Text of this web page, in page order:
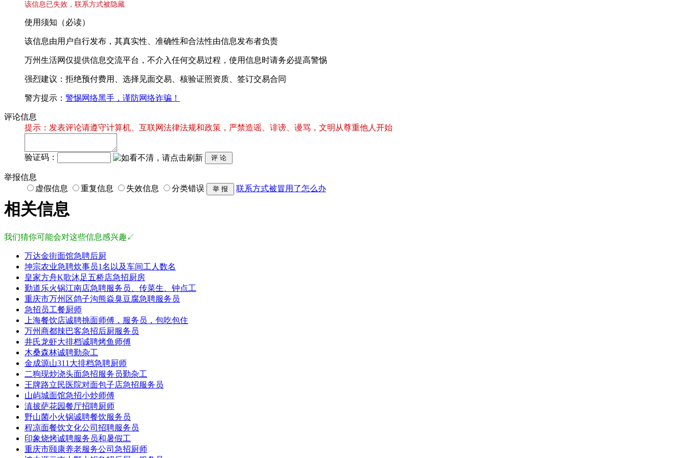
该信息已失效，联系方式被隐藏
使用须知（必读）
该信息由用户自行发布，其真实性、准确性和合法性由信息发布者负责
万州生活网仅提供信息交流平台，不介入任何交易过程，使用信息时请务必提高警惕
强烈建议：拒绝预付费用、选择见面交易、核验证照资质、签订交易合同
警方提示： 警惕网络黑手，谨防网络诈骗！
评论信息
提示：发表评论请遵守计算机、互联网法律法规和政策，严禁造谣、诽谤、谩骂，文明从尊重他人开始
验证码：
举报信息
虚假信息
重复信息 失效信息 分类错误 联系方式被冒用了怎么办
相关信息
我们猜你可能会对这些信息感兴趣↙
万达金街面馆急聘后厨
坤宗农业急聘炊事员1名以及车间工人数名
皇家方舟K歌沐足五桥店急招厨房
勤道乐火锅江南店急聘服务员、传菜生、钟点工
重庆市万州区鸽子沟熊焱臭豆腐急聘服务员
急招员工餐厨师
上海餐饮店诚聘挑面师傅，服务员，包吃包住
万州商都辣巴客急招后厨服务员
井氏龙虾大排档诚聘烤鱼师傅
木桑森林诚聘勤杂工
金成源山311大排档急聘厨师
二狗现炒浇头面急招服务员勤杂工
王牌路立民医院对面包子店急招服务员
山屿城面馆急招小炒师傅
滇披萨花园餐厅招聘厨师
野山菌小火锅诚聘餐饮服务员
程凉面餐饮文化公司招聘服务员
印象烧烤诚聘服务员和暑假工
重庆市颐康养老服务公司急招厨师